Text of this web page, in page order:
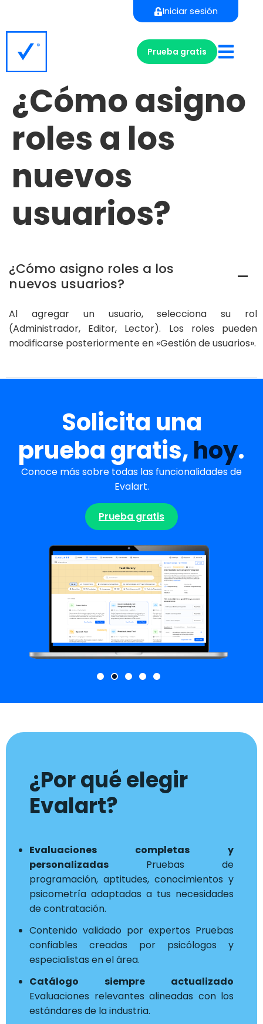
Iniciar sesión
Prueba gratis
¿Cómo asigno
roles a los
nuevos
usuarios?
A
¿Cómo asigno roles a los
nuevos usuarios?
Al agregar un usuario, selecciona su rol
(Administrador, Editor, Lector). Los roles pueden
modificarse posteriormente en «Gestión de usuarios».
Solicita una
prueba gratis,hoy.
Conoce más sobre todas las funcionalidades de
Evalart.
Prueba gratis
¿Por qué elegir
Evalart?
Evaluaciones completas y
personalizadas Pruebas de
programación, aptitudes, conocimientos y
psicometría adaptadas a tus necesidades
de contratación.
Contenido validado por expertos Pruebas
confiables creadas por psicólogos y
especialistas en el área.
Catálogo siempre actualizado
Evaluaciones relevantes alineadas con los
estándares de la industria.